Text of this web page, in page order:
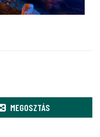
MEGOSZTÁS